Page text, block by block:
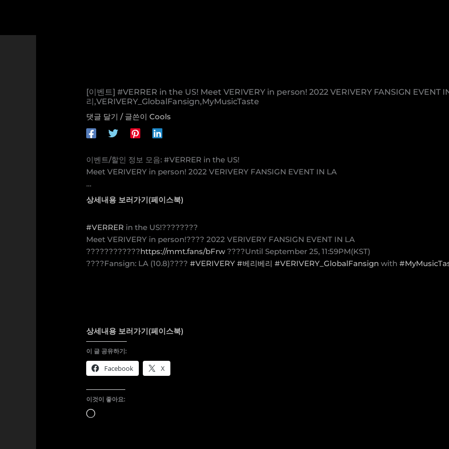
[이벤트] #VERRER in the US! Meet VERIVERY in person! 2022 VERIVERY FANSIGN EVENT
리,VERIVERY_GlobalFansign,MyMusicTaste
댓글 달기 / 글쓴이Cools
이벤트/할인 정보 모음: #VERRER in the US!
Meet VERIVERY in person! 2022 VERIVERY FANSIGN EVENT IN LA
…
상세내용 보러가기(페이스북)
#VERRER in the US!????????
Meet VERIVERY in person!???? 2022 VERIVERY FANSIGN EVENT IN LA
????????????https://mmt.fans/bFrw????️Until September 25, 11:59PM(KST)
????Fansign: LA (10.8)????#VERIVERY #베리베리 #VERIVERY_GlobalFansign with
상세내용 보러가기(페이스북)
이 글 공유하기:
Facebook X
이것이 좋아요:
로